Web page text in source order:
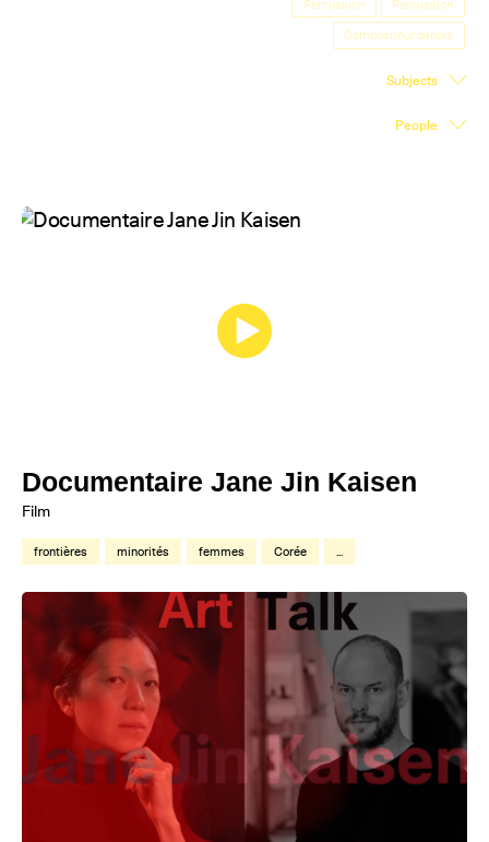
Fr
Percussion
Percussion
Compositeur danois
Subjects
People
Documentaire Jane Jin Kaisen
Film
frontières minorités femmes Corée ...